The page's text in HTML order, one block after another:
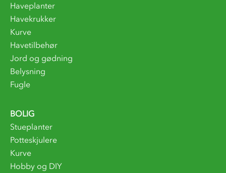
Haveplanter
Havekrukker
Kurve
Havetilbehør
Jord og gødning
Belysning
Fugle
BOLIG
Stueplanter
Potteskjulere
Kurve
Hobby og DIY